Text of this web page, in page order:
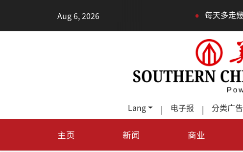
Aug 6, 2026 每天多走幾步路，老少都受益
Lang | 电子报 | 分类广告
主页 新闻 商业